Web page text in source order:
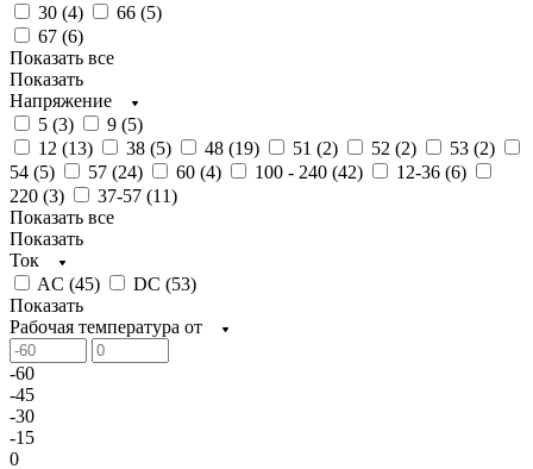
30 (4) 66 (5)
67 (6)
Показать все
Показать
Напряжение
5 (3) 9 (5)
12 (13) 38 (5) 48 (19) 51 (2) 52 (2) 53 (2)
54 (5) 57 (24) 60 (4) 100 - 240 (42) 12-36 (6)
220 (3) 37-57 (11)
Показать все
Показать
Ток
AC (45) DC (53)
Показать
Рабочая температура от
-60
-45
-30
-15
0